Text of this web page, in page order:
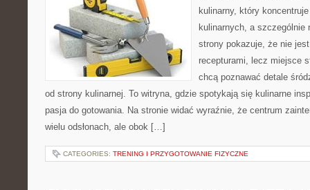
kulinarny, który
kulinarnych, a
strony pokazuje, że nie
recepturami, lecz miejsce
chcą poznawać detale
od strony kulinarnej. To witryna, gdzie spotykają się kulinarne
pasja do gotowania. Na stronie widać wyraźnie, że centrum
wielu odsłonach, ale obok […]
CATEGORIES: TRENING I PRZYGOTOWANIE FIZYCZNE